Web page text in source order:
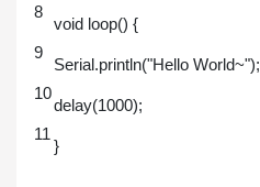
8
9
10
11
void loop() {
Serial.println("Hello World~");
delay(1000);
}